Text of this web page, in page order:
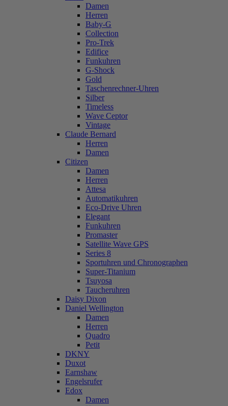
Damen
Herren
Baby-G
Collection
Pro-Trek
Edifice
Funkuhren
G-Shock
Gold
Taschenrechner-Uhren
Silber
Timeless
Wave Ceptor
Vintage
Claude Bernard
Herren
Damen
Citizen
Damen
Herren
Attesa
Automatikuhren
Eco-Drive Uhren
Elegant
Funkuhren
Promaster
Satellite Wave GPS
Series 8
Sportuhren und Chronographen
Super-Titanium
Tsuyosa
Taucheruhren
Daisy Dixon
Daniel Wellington
Damen
Herren
Quadro
Petit
DKNY
Duxot
Earnshaw
Engelsrufer
Edox
Damen